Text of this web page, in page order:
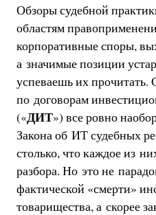
Обзоры судебной
областям
корпоративные споры,
а значимые позиции
успеваешь их прочитать.
по договорам
(«ДИТ») все ровно
Закона об ИТ судебных
столько, что каждое из
разбора. Но это не
фактической «смерти»
товарищества, а скорее